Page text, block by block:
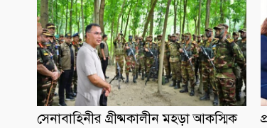
সেনাবাহিনীর গ্রীষ্মকালীন মহড়া আকস্মিক